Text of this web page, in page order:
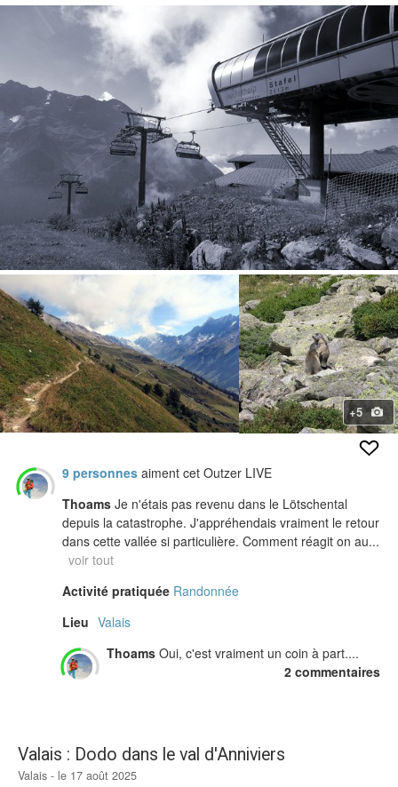
+5
9 personnes aiment cet Outzer LIVE
Thoams Je n'étais pas revenu dans le Lötschental
depuis la catastrophe. J'appréhendais vraiment le retour
dans cette vallée si particulière. Comment réagit on au...
voir tout
Activité pratiquée Randonnée
Lieu Valais
Thoams Oui, c'est vraiment un coin à part....
2 commentaires
Valais : Dodo dans le val d'Anniviers
Valais - le 17 août 2025